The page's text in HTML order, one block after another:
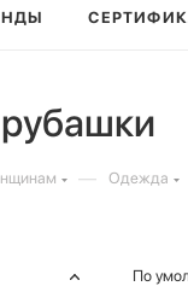
— Одежда
По